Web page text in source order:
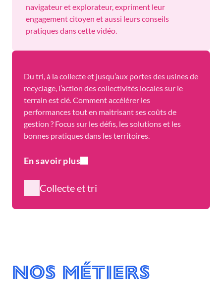
navigateur et explorateur, expriment leur
engagement citoyen et aussi leurs conseils
pratiques dans cette vidéo.
Du tri, à la collecte et jusqu’aux portes des usines de
recyclage, l’action des collectivités locales sur le
terrain est clé. Comment accélérer les
performances tout en maitrisant ses coûts de
gestion ? Focus sur les défis, les solutions et les
bonnes pratiques dans les territoires.
En savoir plus
Collecte et tri
Nos métiers